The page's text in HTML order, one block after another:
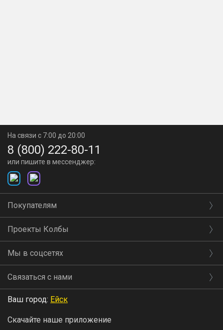
На связи с 7:00 до 20:00
8 (800) 222-80-11
или пишите в мессенджер:
Покупателям
Проекты Колбы
Мы в соцсетях
Связаться с нами
Ваш город: Ейск
Скачайте наше приложение